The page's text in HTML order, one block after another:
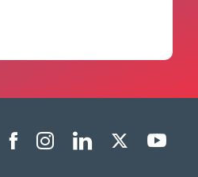
Menu liens sociaux